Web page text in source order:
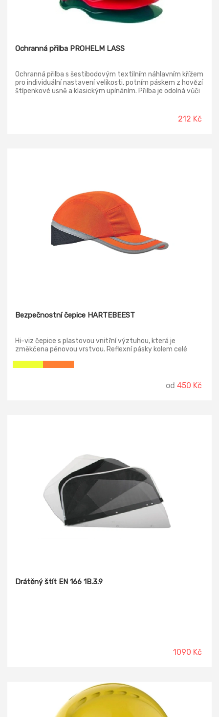
Ochranná přilba PROHELM LASS
Ochranná přilba s šestibodovým textilním náhlavním křížem
pro individuální nastavení velikosti, potním páskem z hovězí
štípenkové usně a klasickým upínáním. Přilba je odolná vůči
212 Kč
Bezpečnostní čepice HARTEBEEST
Hi-viz čepice s plastovou vnitřní výztuhou, která je
změkčena pěnovou vrstvou. Reflexní pásky kolem celé
od 450 Kč
Drátěný štít EN 166 1B.3.9
1090 Kč